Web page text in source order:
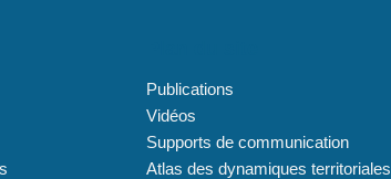
Publications
Vidéos
Supports de communication
Atlas des dynamiques territoriales